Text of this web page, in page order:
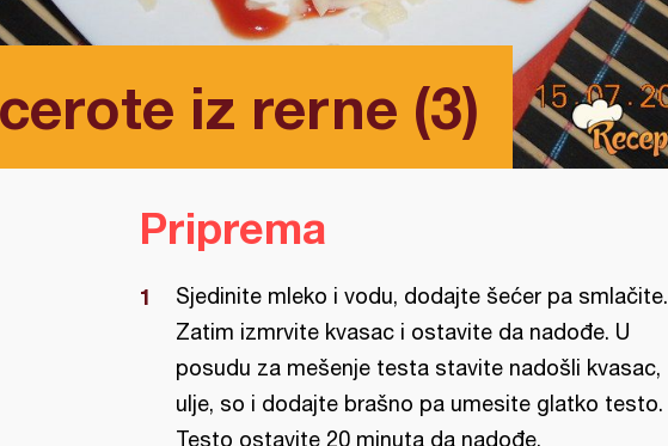
iz rerne (3)
Priprema
Sjedinite mleko i vodu, dodajte šećer pa smlačite.
Zatim izmrvite kvasac i ostavite da nadođe. U
posudu za mešenje testa stavite nadošli kvasac,
ulje, so i dodajte brašno pa umesite glatko testo.
Testo ostavite 20 minuta da nadođe.